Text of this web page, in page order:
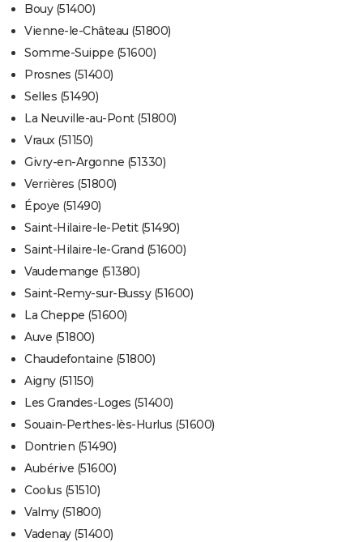
Bouy (51400)
Vienne-le-Château (51800)
Somme-Suippe (51600)
Prosnes (51400)
Selles (51490)
La Neuville-au-Pont (51800)
Vraux (51150)
Givry-en-Argonne (51330)
Verrières (51800)
Époye (51490)
Saint-Hilaire-le-Petit (51490)
Saint-Hilaire-le-Grand (51600)
Vaudemange (51380)
Saint-Remy-sur-Bussy (51600)
La Cheppe (51600)
Auve (51800)
Chaudefontaine (51800)
Aigny (51150)
Les Grandes-Loges (51400)
Souain-Perthes-lès-Hurlus (51600)
Dontrien (51490)
Aubérive (51600)
Coolus (51510)
Valmy (51800)
Vadenay (51400)